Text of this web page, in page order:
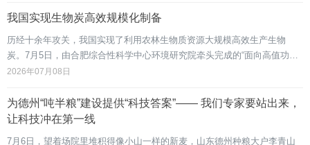
高性能、多功能、低碳循环与智能响应于一体，是串联新材料、先进制
我国实现生物炭高效规模化制备
历经十余年攻关，我国实现了利用农林生物质资源大规模高效生产生物
炭。7月5日，由合肥综合性科学中心环境研究院牵头完成的“面向高值功能
碳基材料创制的农林生物质高效转化关键技术与装备”科技成果评价会在安
评价意见认为，该项目成果总体达到国际先进水平，其中在生物质催化转
化一步法制备生物炭方面达到国际领先水平。&emsp
2026年07月08日
为德州“吨半粮”建设提供“科技答案”—— 我们专家要站出来，
让科技冲在第一线
7月6日，望着场院里堆积得像小山一样的新麦，山东德州种粮大户李青山